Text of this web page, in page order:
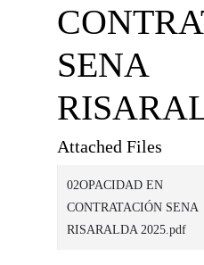
SENA
Attached Files
02OPACIDAD EN
CONTRATACIÓN SENA
RISARALDA 2025.pdf